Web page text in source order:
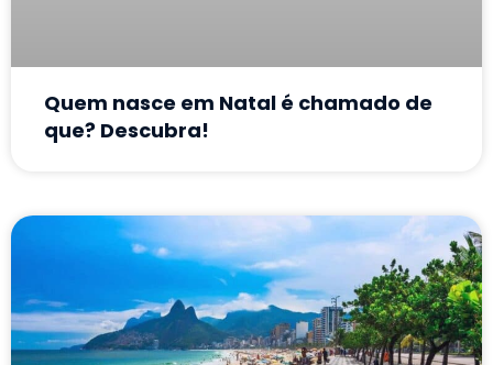
Quem nasce em Natal é chamado de
que? Descubra!